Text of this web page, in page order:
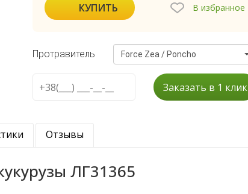
КУПИТЬ В избранное
Протравитель Force Zea / Poncho
Заказать в 1 клик
Отзывы
ЛГ31365